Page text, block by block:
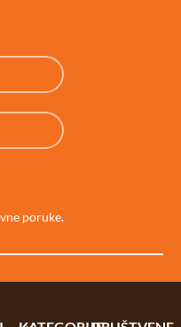
poruke.